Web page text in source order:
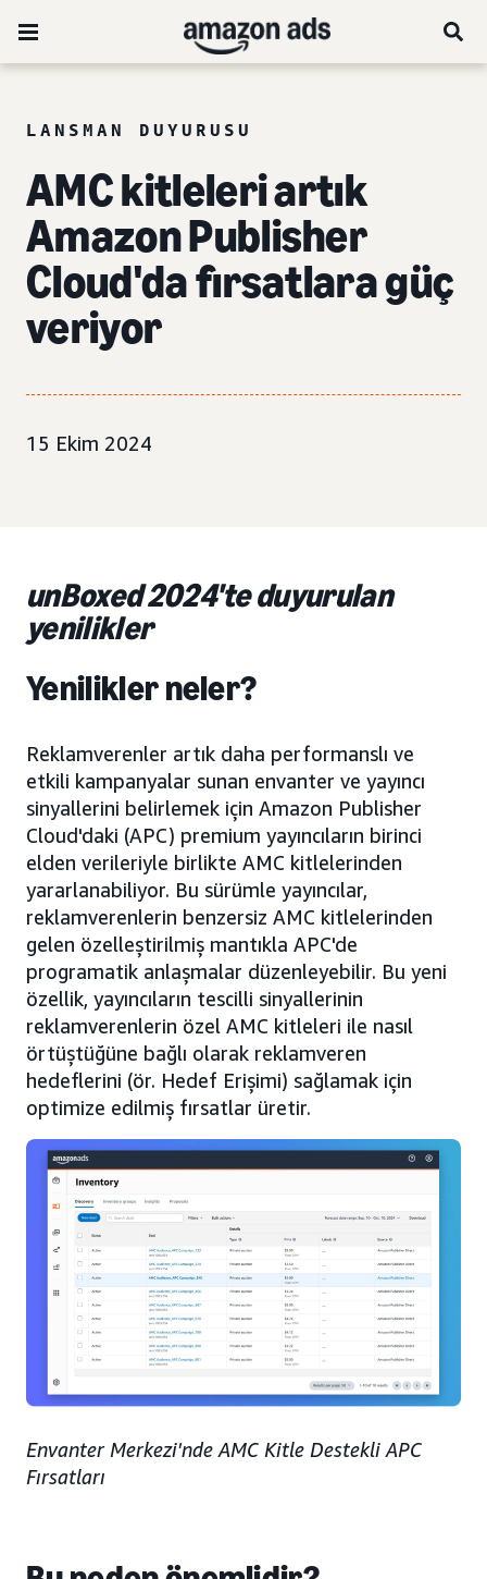
LANSMAN DUYURUSU
AMC kitleleri artık
Amazon Publisher
Cloud'da fırsatlara güç
veriyor
15 Ekim 2024
unBoxed 2024'te duyurulan
yenilikler
Yenilikler neler?
Reklamverenler artık daha performanslı ve
etkili kampanyalar sunan envanter ve yayıncı
sinyallerini belirlemek için Amazon Publisher
Cloud'daki (APC) premium yayıncıların birinci
elden verileriyle birlikte AMC kitlelerinden
yararlanabiliyor. Bu sürümle yayıncılar,
reklamverenlerin benzersiz AMC kitlelerinden
gelen özelleştirilmiş mantıkla APC'de
programatik anlaşmalar düzenleyebilir. Bu yeni
özellik, yayıncıların tescilli sinyallerinin
reklamverenlerin özel AMC kitleleri ile nasıl
örtüştüğüne bağlı olarak reklamveren
hedeflerini (ör. Hedef Erişimi) sağlamak için
optimize edilmiş fırsatlar üretir.
Envanter Merkezi'nde AMC Kitle Destekli APC
Fırsatları